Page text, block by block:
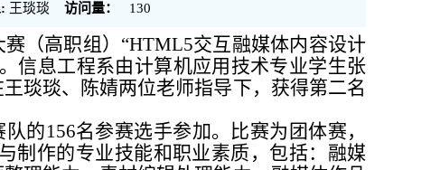
王琰琰 访问量： 130
（高职组）“HTML5交互融媒体内容设计
信息工程系由计算机应用技术专业学生张
琰琰、陈婧两位老师指导下，获得第二名
队的156名参赛选手参加。比赛为团体赛，
制作的专业技能和职业素质，包括：融媒